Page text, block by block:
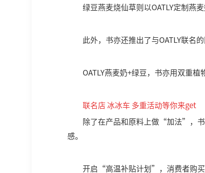
绿豆燕麦烧仙草则以OATLY定制燕
此外，书亦还推出了与OATLY联名
OATLY燕麦奶+绿豆，书亦用双重
联名店 冰冰车 多重活动等你来get
除了在产品和原料上做“加法”，书
感。
开启“高温补贴计划”，消费者购买